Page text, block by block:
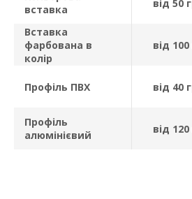
вставка
від 50
Вставка
фарбована в
колір
від 100
Профіль ПВХ від 40
Профіль
алюмінієвий
від 120